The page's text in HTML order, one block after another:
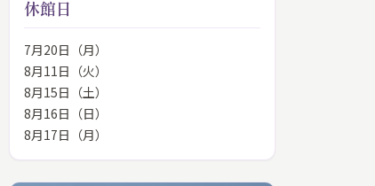
休館日
7月20日（月）
8月11日（火）
8月15日（土）
8月16日（日）
8月17日（月）